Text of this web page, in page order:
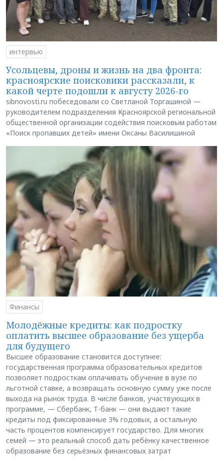
интервью
Усольцевы, дроны и жизнь на два фронта:
красноярские поисковики рассказали, к
какой черте подошли к августу 2026-го
sibnovosti.ru побеседовали со Светланой Торгашиной —
руководителем подразделения Красноярской региональной
общественной организации содействия поисковым работам
«Поиск пропавших детей» имени Оксаны Василишиной
Финансы
Молодёжные кредиты: как подростку
оплатить высшее образование без ущерба
для будущего
Высшее образование становится доступнее:
государственная программа образовательных кредитов
позволяет подросткам оплачивать обучение в вузе по
льготной ставке, а возвращать основную сумму уже после
выхода на рынок труда. В числе банков, участвующих в
программе, — Сбербанк, Т-банк — они выдают такие
кредиты под фиксированные 3% годовых, а остальную
часть процентов компенсирует государство. Для многих
семей — это реальный способ дать ребёнку качественное
образование без серьёзных финансовых затрат